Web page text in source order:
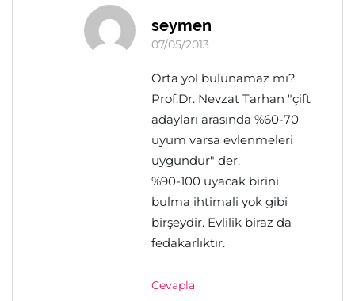
seymen
07/05/2013
Orta yol bulunamaz mı?
Prof.Dr. Nevzat Tarhan "çift
adayları arasında %60-70
uyum varsa evlenmeleri
uygundur" der.
%90-100 uyacak birini
bulma ihtimali yok gibi
birşeydir. Evlilik biraz da
fedakarlıktır.
Cevapla